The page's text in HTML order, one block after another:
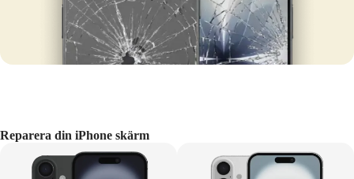
Reparera din iPhone skärm